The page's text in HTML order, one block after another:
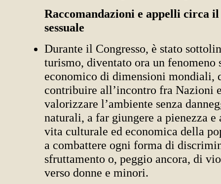
Raccomandazioni e appelli circa
sessuale
Durante il Congresso, è stato
turismo, diventato ora un fenomeno
economico di dimensioni mondiali,
contribuire all’incontro fra Nazioni
valorizzare l’ambiente senza
naturali, a far giungere a pienezza
vita culturale ed economica della
a combattere ogni forma di
sfruttamento o, peggio ancora, di
verso donne e minori.